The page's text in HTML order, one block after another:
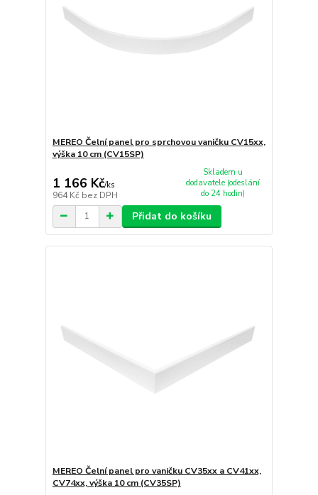
MEREO Čelní panel pro sprchovou vaničku CV15xx,
výška 10 cm (CV15SP)
1 166 Kč/ks
964 Kč bez DPH
Skladem u
dodavatele (odeslání
do 24 hodin)
Přidat do košíku
MEREO Čelní panel pro vaničku CV35xx a CV41xx,
CV74xx, výška 10 cm (CV35SP)